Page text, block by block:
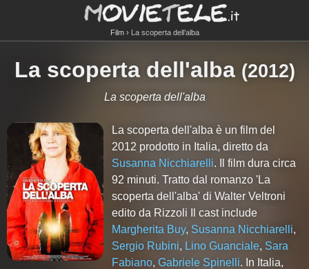
Film La scoperta dell’alba
La scoperta dell'alba (2012)
La scoperta dell'alba
La scoperta dell'alba è un film del
2012 prodotto in Italia, diretto da
Susanna Nicchiarelli. Il film dura circa
92 minuti. Tratto dal romanzo 'La
scoperta dell'alba' di Walter Veltroni
edito da Rizzoli Il cast include
Margherita Buy, Susanna Nicchiarelli,
Sergio Rubini, Lino Guanciale, Sara
Fabiano,Gabriele Spinelli. In Italia,